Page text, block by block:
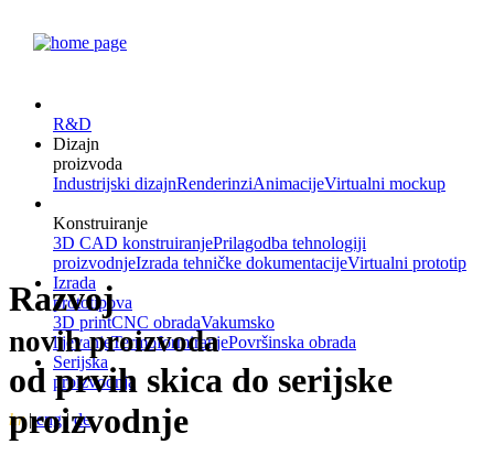
R&D
Dizajn
proizvoda
Industrijski dizajnRenderinziAnimacijeVirtualni mockup
Konstruiranje
3D CAD konstruiranjePrilagodba tehnologiji
proizvodnjeIzrada tehničke dokumentacijeVirtualni prototip
Izrada
prototipova
3D printCNC obradaVakumsko
lijevanjeTermoformiranjePovršinska obrada
Serijska
proizvodnja
hr|eng|de
Razvoj
novih proizvoda
od prvih skica do serijske
proizvodnje